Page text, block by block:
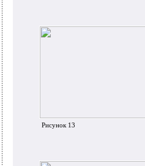
Рисунок 13